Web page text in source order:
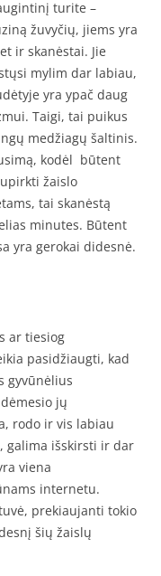
turite –
žuvyčių, jiems yra
ir skanėstai. Jie
mylim dar labiau,
yra ypač daug
Taigi, tai puikus
medžiagų šaltinis.
kodėl būtent
žaislo
tai skanėstą
minutes. Būtent
yra gerokai didesnė.
ar tiesiog
pasidžiaugti, kad
gyvūnėlius
jų
rodo ir vis labiau
galima išskirsti ir dar
viena
internetu.
prekiaujanti tokio
šių žaislų